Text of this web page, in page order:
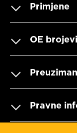
Primjene
OE brojevi
Pravne